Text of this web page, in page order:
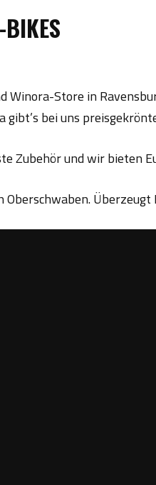
BIKES
Winora-Store in
gibt’s bei uns
Zubehör und wir bieten